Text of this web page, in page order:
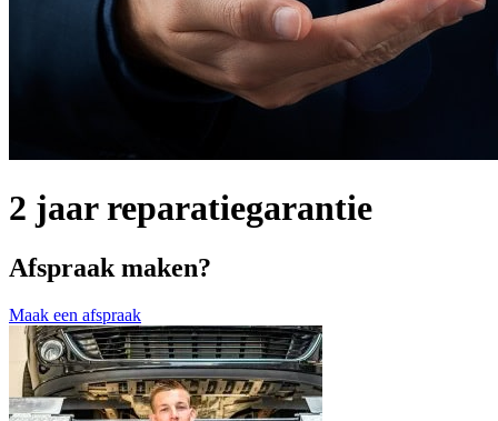
2 jaar reparatiegarantie
Afspraak maken?
Maak een afspraak